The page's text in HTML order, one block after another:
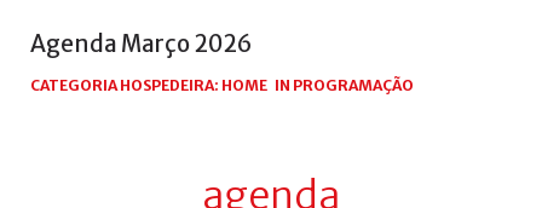
Agenda Março2026
CATEGORIA HOSPEDEIRA: HOME IN PROGRAMAÇÃO
agenda